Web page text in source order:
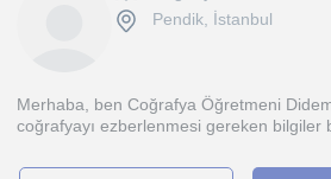
Pendik, İstanbul
Merhaba, ben Coğrafya Öğretmeni
coğrafyayı ezberlenmesi gereken bilgiler